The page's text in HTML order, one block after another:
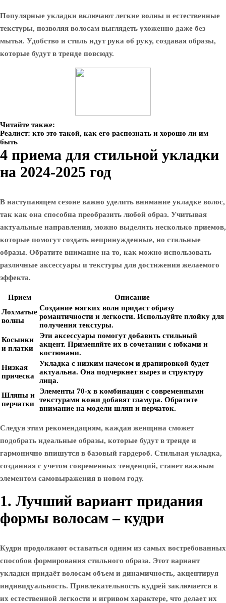
Популярные укладки включают легкие волны и естественные
текстуры, позволяя волосам выглядеть ухоженно даже без
мытья. Удобство и стиль идут рука об руку, создавая образы,
которые будут в тренде повсюду.
Читайте также:
Реалист: кто это такой, как его распознать и хорошо ли им
быть
4 приема для стильной укладки
на 2024-2025 год
В наступающем сезоне важно уделить внимание укладке волос,
так как она способна преобразить любой образ. Учитывая
актуальные направления, можно выделить несколько приемов,
которые помогут создать непринужденные, но стильные
образы. Обратите внимание на то, как можно использовать
различные аксессуары и текстуры для достижения желаемого
эффекта.
Прием
Описание
Лохматые
волны
Создание мягких волн придаст образу
романтичности и легкости. Используйте плойку для
получения текстуры.
Косынки
и платки
Эти аксессуары помогут добавить стильный
акцент. Применяйте их в сочетании с юбками и
костюмами.
Низкая
прическа
Укладка с низким начесом и драпировкой будет
актуальна. Она подчеркнет вырез и структуру
лица.
Шляпы и
перчатки
Элементы 70-х в комбинации с современными
текстурами кожи добавят гламура. Обратите
внимание на модели шляп и перчаток.
Следуя этим рекомендациям, каждая женщина сможет
подобрать идеальные образы, которые будут в тренде и
гармонично впишутся в базовый гардероб. Стильная укладка,
созданная с учетом современных тенденций, станет важным
элементом самовыражения в новом году.
1. Лучший вариант придания
формы волосам – кудри
Кудри продолжают оставаться одним из самых востребованных
способов формирования стильного образа. Этот вариант
укладки придаёт волосам объем и динамичность, акцентируя
индивидуальность. Привлекательность кудрей заключается в
их естественной легкости и игривом характере, что делает их